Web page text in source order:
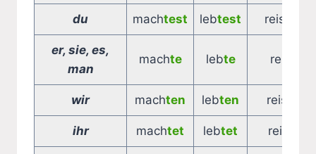
du machtest lebtest reis
er, sie, es,
man
machte lebte reis
wir machten lebten reis
ihr machtet lebtet reis